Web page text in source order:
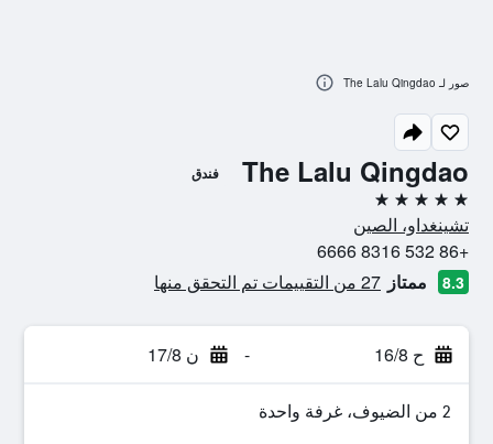
The Lalu Qingdao فندق
5 نجوم
تشينغداو، الصين
+86 532 8316 6666
8.3 ممتاز 27 من التقييمات تم التحقق منها
ح 16/8 - ن 17/8
2 من الضيوف، غرفة واحدة
صور لـ The Lalu Qingdao